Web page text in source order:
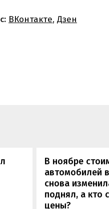
ВКонтакте, Дзен
В ноябре
автомобилей
снова
поднял, а кто
цены?